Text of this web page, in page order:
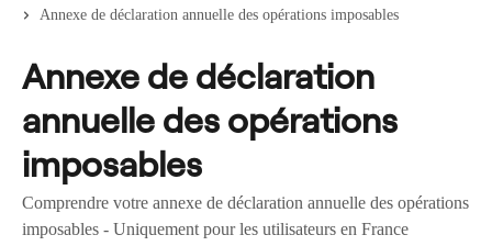
Annexe de déclaration annuelle des opérations imposables
Annexe de déclaration
annuelle des opérations
imposables
Comprendre votre annexe de déclaration annuelle des opérations
imposables - Uniquement pour les utilisateurs en France